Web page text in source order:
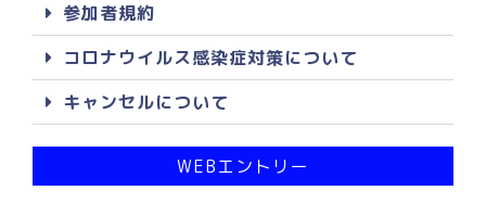
参加者規約
コロナウイルス感染症対策について
キャンセルについて
WEBエントリー